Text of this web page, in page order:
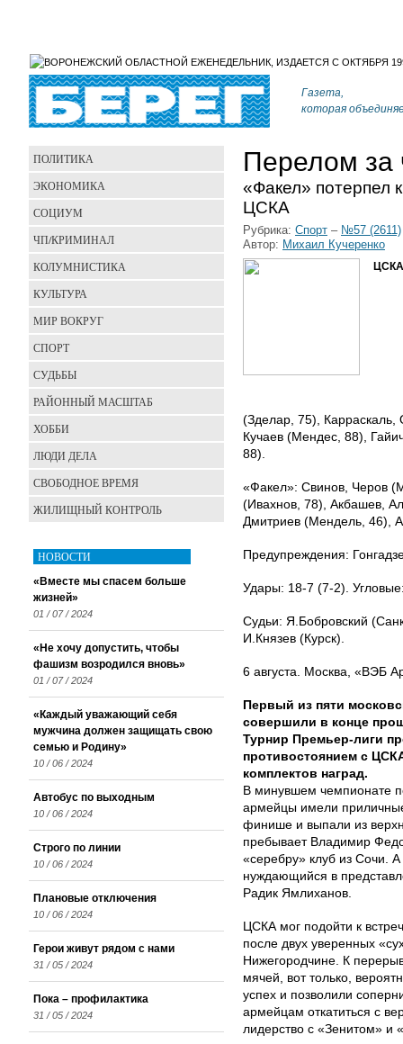
Газета,
которая
Перелом за
«Факел» потерпел
ЦСКА
Рубрика: Спорт – №57 (2611)
Автор: Михаил Кучеренко
(Зделар, 75), Карраскаль,
Кучаев (Мендес, 88),
88).
«Факел»: Свинов, Черов
(Ивахнов, 78), Акбашев,
Дмитриев (Мендель, 46),
Предупреждения:
Удары: 18-7 (7-2).
Судьи: Я.Бобровский
И.Князев (Курск).
6 августа. Москва, «ВЭБ
Первый из пяти
совершили в конце
Турнир Премьер-лиги
противостоянием с
комплектов наград.
В минувшем чемпионате
армейцы имели
финише и выпали из
пребывает Владимир
«серебру» клуб из Сочи.
нуждающийся в
Радик Ямлиханов.
ЦСКА мог подойти к
после двух уверенных
Нижегородчине. К
мячей, вот только,
успех и позволили
армейцам откатиться с
лидерство с «Зенитом» и
ПОЛИТИКА
ЭКОНОМИКА
СОЦИУМ
ЧП/КРИМИНАЛ
КОЛУМНИСТИКА
КУЛЬТУРА
МИР ВОКРУГ
СПОРТ
СУДЬБЫ
РАЙОННЫЙ МАСШТАБ
ХОББИ
ЛЮДИ ДЕЛА
СВОБОДНОЕ ВРЕМЯ
ЖИЛИЩНЫЙ КОНТРОЛЬ
НОВОСТИ
«Вместе мы спасем больше
жизней»
01 / 07 / 2024
«Не хочу допустить, чтобы
фашизм возродился вновь»
01 / 07 / 2024
«Каждый уважающий себя
мужчина должен защищать свою
семью и Родину»
10 / 06 / 2024
Автобус по выходным
10 / 06 / 2024
Строго по линии
10 / 06 / 2024
Плановые отключения
10 / 06 / 2024
Герои живут рядом с нами
31 / 05 / 2024
Пока – профилактика
31 / 05 / 2024